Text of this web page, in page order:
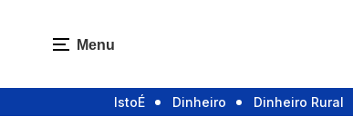
Menu
IstoÉ Dinheiro Dinheiro Rural